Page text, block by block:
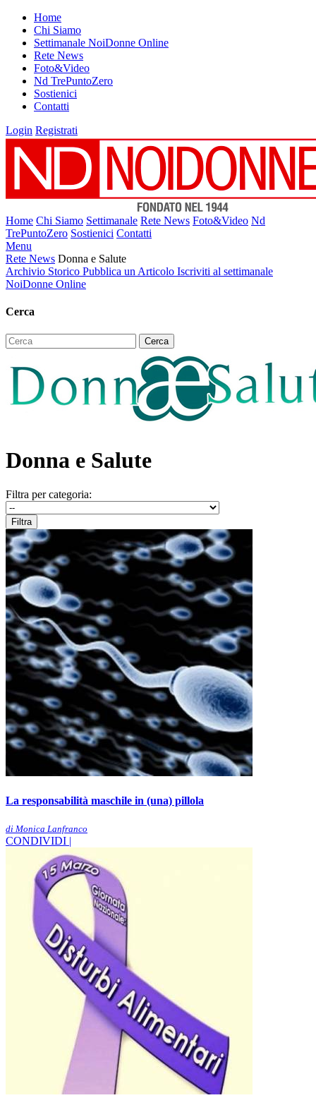
Home
Chi Siamo
Settimanale NoiDonne Online
Rete News
Foto&Video
Nd TrePuntoZero
Sostienici
Contatti
Login Registrati
Home Chi Siamo Settimanale Rete News Foto&Video Nd
TrePuntoZero Sostienici Contatti
Menu
Rete News Donna e Salute
Archivio Storico Pubblica un Articolo Iscriviti al settimanale
NoiDonne Online
Cerca
Donna e Salute
Filtra per categoria:
La responsabilità maschile in (una) pillola
di Monica Lanfranco
CONDIVIDI |